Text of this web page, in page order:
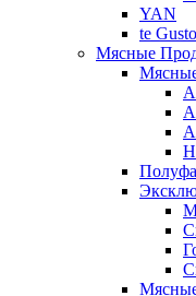
YAN
te Gusto
Мясные